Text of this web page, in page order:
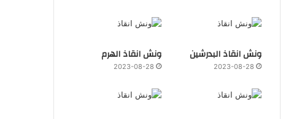
ونش انقاذ البدرشين
2023-08-28
ونش انقاذ الهرم
2023-08-28